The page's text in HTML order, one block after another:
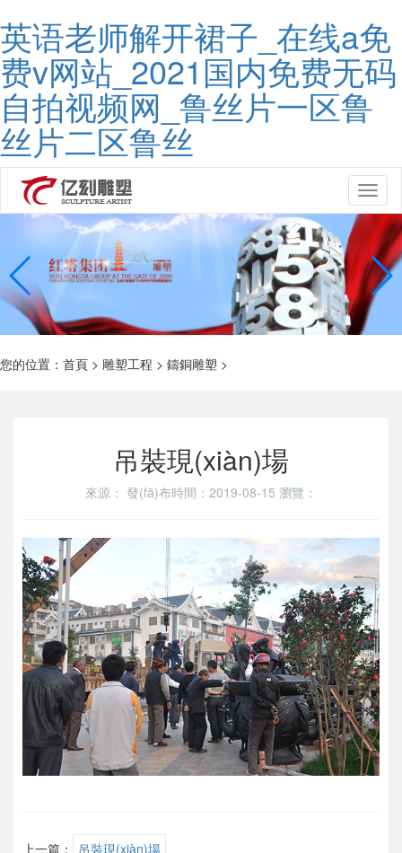
英语老师解开裙子_在线a免
费v网站_2021国内免费无码
自拍视频网_鲁丝片一区鲁
丝片二区鲁丝
您的位置： 首頁 > 雕塑工程 > 鑄銅雕塑 >
吊裝現(xiàn)場
來源： 發(fā)布時間：2019-08-15 瀏覽：
上一篇：
吊裝現(xiàn)場